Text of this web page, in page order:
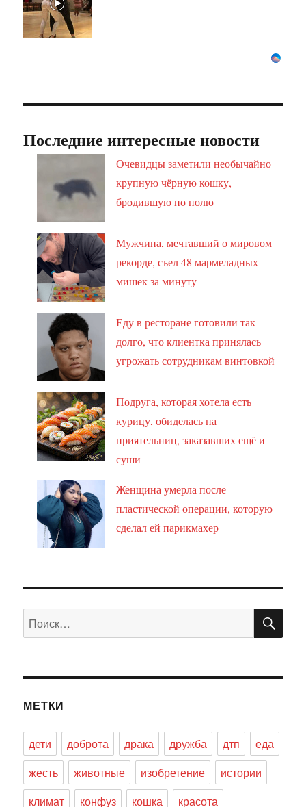
Последние интересные новости
Очевидцы заметили необычайно
крупную чёрную кошку,
бродившую по полю
Мужчина, мечтавший о мировом
рекорде, съел 48 мармеладных
мишек за минуту
Еду в ресторане готовили так
долго, что клиентка принялась
угрожать сотрудникам винтовкой
Подруга, которая хотела есть
курицу, обиделась на
приятельниц, заказавших ещё и
суши
Женщина умерла после
пластической операции, которую
сделал ей парикмахер
Искать:
МЕТКИ
дети доброта драка дружба дтп
еда
жесть
животные изобретение
истории
климат
конфуз кошка красота